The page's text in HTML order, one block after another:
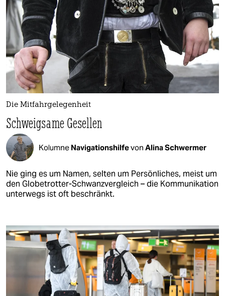
Die Mitfahrgelegenheit
Schweigsame Gesellen
Kolumne Navigationshilfe​von Alina Schwermer
Nie ging es um Namen, selten um Persönliches, meist um
den Globetrotter-Schwanzvergleich – die Kommunikation
unterwegs ist oft beschränkt.